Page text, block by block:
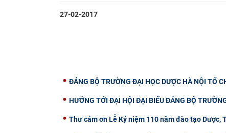
27-02-2017
ĐẢNG BỘ TRƯỜNG ĐẠI HỌC DƯỢC HÀ NỘI TỔ
HƯỚNG TỚI ĐẠI HỘI ĐẠI BIỂU ĐẢNG BỘ
Thư cảm ơn Lễ Kỷ niệm 110 năm đào tạo Dược,